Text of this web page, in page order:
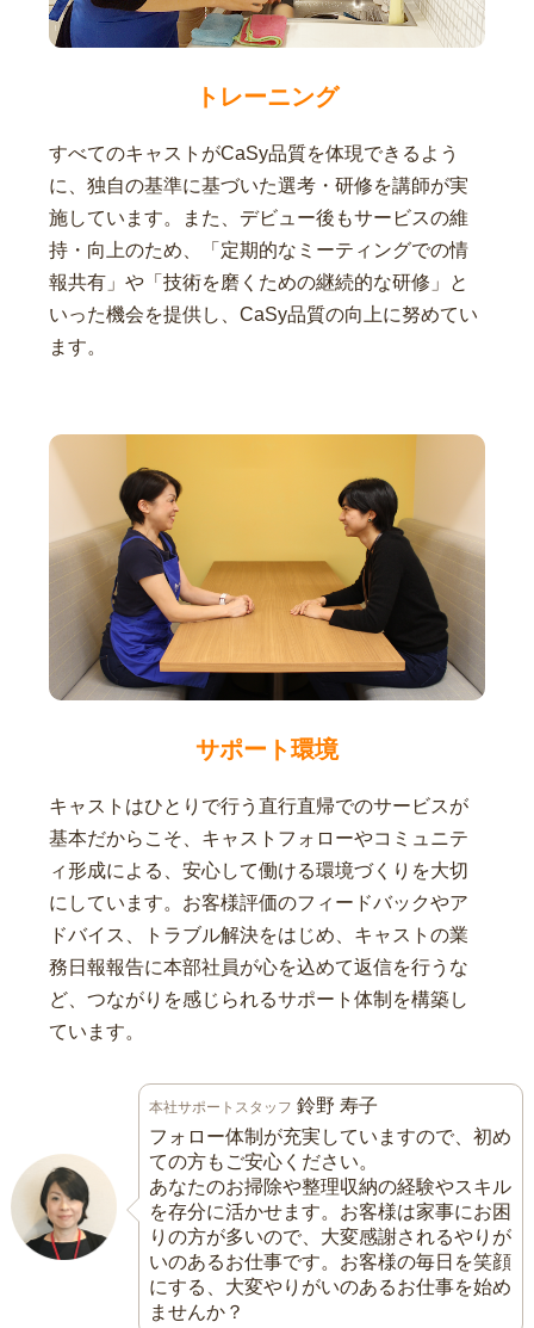
トレーニング
すべてのキャストがCaSy品質を体現できるよう
に、独自の基準に基づいた選考・研修を講師が実
施しています。また、デビュー後もサービスの維
持・向上のため、「定期的なミーティングでの情
報共有」や「技術を磨くための継続的な研修」と
いった機会を提供し、CaSy品質の向上に努めてい
ます。
サポート環境
キャストはひとりで行う直行直帰でのサービスが
基本だからこそ、キャストフォローやコミュニテ
ィ形成による、安心して働ける環境づくりを大切
にしています。お客様評価のフィードバックやア
ドバイス、トラブル解決をはじめ、キャストの業
務日報報告に本部社員が心を込めて返信を行うな
ど、つながりを感じられるサポート体制を構築し
ています。
本社サポートスタッフ 鈴野 寿子
フォロー体制が充実していますので、初め
ての方もご安心ください。
あなたのお掃除や整理収納の経験やスキル
を存分に活かせます。お客様は家事にお困
りの方が多いので、大変感謝されるやりが
いのあるお仕事です。お客様の毎日を笑顔
にする、大変やりがいのあるお仕事を始め
ませんか？